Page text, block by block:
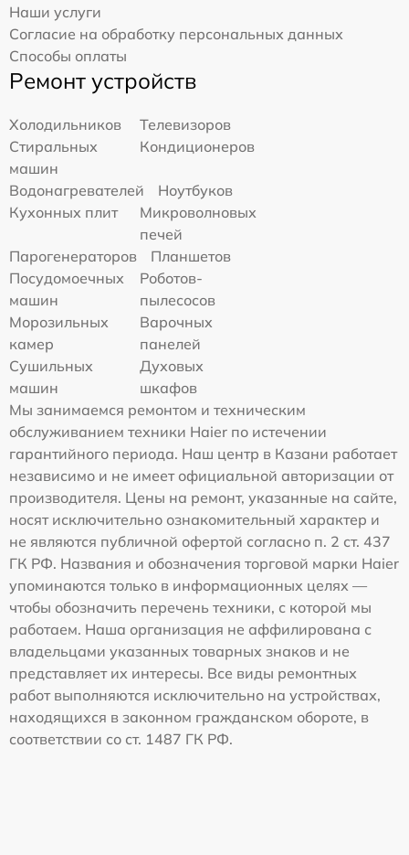
Наши услуги
Согласие на обработку персональных данных
Способы оплаты
Ремонт устройств
Холодильников
Телевизоров
Стиральных
машин
Кондиционеров
Водонагревателей
Ноутбуков
Кухонных плит
Микроволновых
печей
Парогенераторов
Планшетов
Посудомоечных
машин
Роботов-
пылесосов
Морозильных
камер
Варочных
панелей
Сушильных
машин
Духовых
шкафов
Мы занимаемся ремонтом и техническим
обслуживанием техники Haier по истечении
гарантийного периода. Наш центр в Казани работает
независимо и не имеет официальной авторизации от
производителя. Цены на ремонт, указанные на сайте,
носят исключительно ознакомительный характер и
не являются публичной офертой согласно п. 2 ст. 437
ГК РФ. Названия и обозначения торговой марки Haier
упоминаются только в информационных целях —
чтобы обозначить перечень техники, с которой мы
работаем. Наша организация не аффилирована с
владельцами указанных товарных знаков и не
представляет их интересы. Все виды ремонтных
работ выполняются исключительно на устройствах,
находящихся в законном гражданском обороте, в
соответствии со ст. 1487 ГК РФ.